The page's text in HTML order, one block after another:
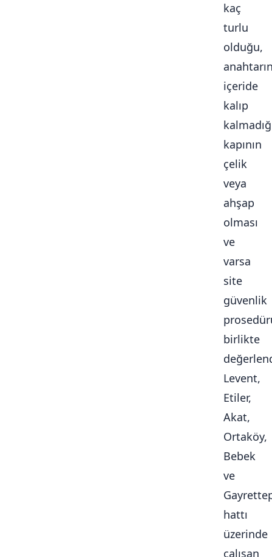
kaç
turlu
olduğu,
içeride
kalıp
kapının
çelik
veya
ahşap
olması
ve
varsa
site
güvenlik
birlikte
Levent,
Etiler,
Akat,
Ortaköy,
Bebek
ve
hattı
üzerinde
çalışan